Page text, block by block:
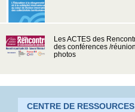
Les ACTES des
des conférences /
photos
CENTRE DE RESSOURCES